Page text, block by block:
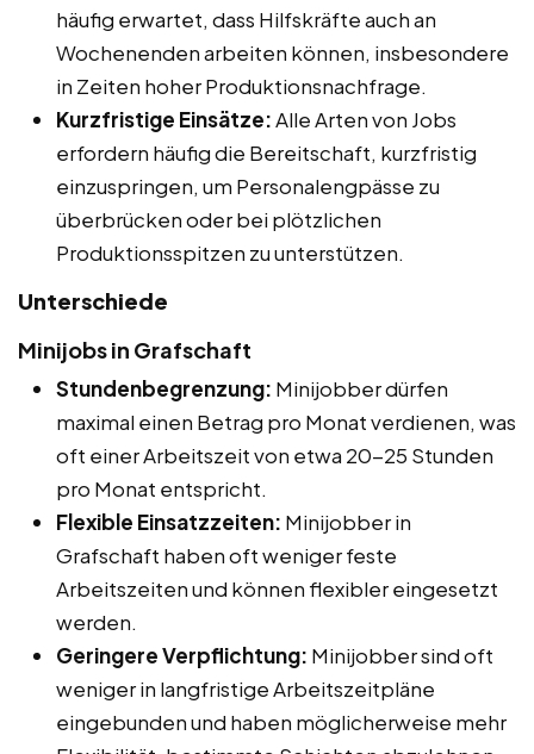
häufig erwartet, dass Hilfskräfte auch an
Wochenenden arbeiten können, insbesondere
in Zeiten hoher Produktionsnachfrage.
Kurzfristige Einsätze:Alle Arten von Jobs
erfordern häufig die Bereitschaft, kurzfristig
einzuspringen, um Personalengpässe zu
überbrücken oder bei plötzlichen
Produktionsspitzen zu unterstützen.
Unterschiede
Minijobs in Grafschaft
Stundenbegrenzung: Minijobber dürfen
maximal einen Betrag pro Monat verdienen, was
oft einer Arbeitszeit von etwa 20-25 Stunden
pro Monat entspricht.
Flexible Einsatzzeiten: Minijobber in
Grafschaft haben oft weniger feste
Arbeitszeiten und können flexibler eingesetzt
werden.
Geringere Verpflichtung: Minijobber sind oft
weniger in langfristige Arbeitszeitpläne
eingebunden und haben möglicherweise mehr